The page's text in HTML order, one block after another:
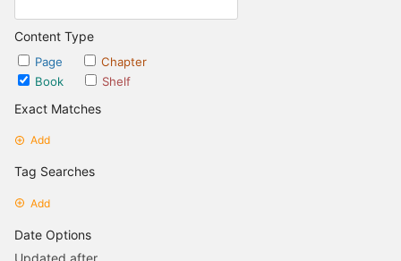
Content Type
Page
Chapter
Book
Shelf
Exact Matches
Add
Tag Searches
Add
Date Options
Updated after